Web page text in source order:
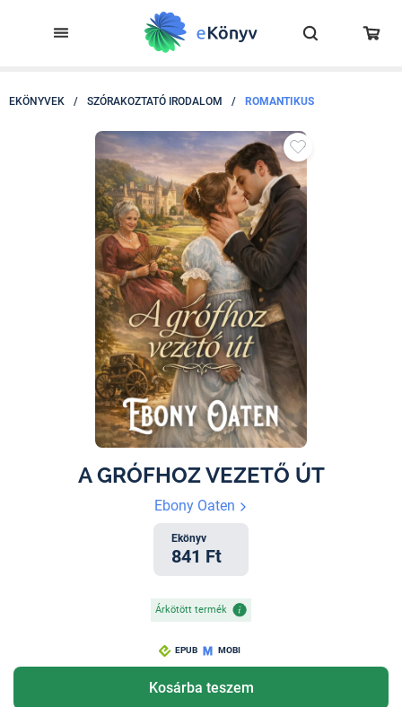
EKÖNYVEK / SZÓRAKOZTATÓ IRODALOM / ROMANTIKUS
A GRÓFHOZ VEZETŐ ÚT
Ebony Oaten
Ekönyv
841 Ft
Árkötött termék
EPUB MOBI
Kosárba teszem